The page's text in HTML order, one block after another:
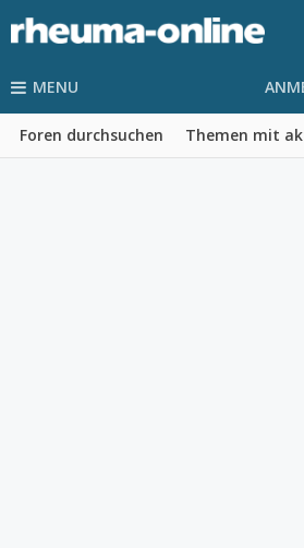
MENU
Foren durchsuchen Themen mit